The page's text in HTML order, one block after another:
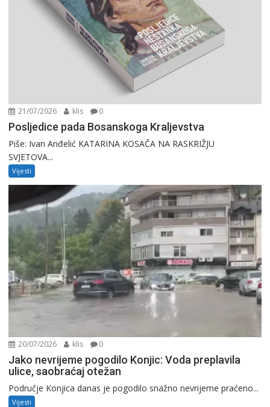
21/07/2026 klis 0
Posljedice pada Bosanskoga Kraljevstva
Piše: Ivan Anđelić KATARINA KOSAČA NA RASKRIŽJU
SVJETOVA...
Vijesti
20/07/2026 klis 0
Jako nevrijeme pogodilo Konjic: Voda preplavila
ulice, saobraćaj otežan
Područje Konjica danas je pogodilo snažno nevrijeme praćeno...
Vijesti